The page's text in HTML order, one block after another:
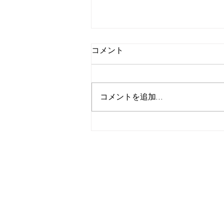
コメント
コメントを追加…